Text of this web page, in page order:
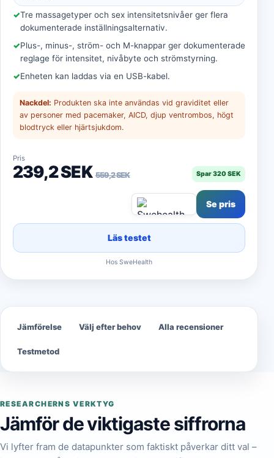
Tre massagetyper och sex intensitetsnivåer ger flera
dokumenterade inställningsalternativ.
Plus-, minus-, ström- och M-knappar ger dokumenterade
reglage för intensitet, nivåbyte och strömstyrning.
Enheten kan laddas via en USB-kabel.
Nackdel: Produkten ska inte användas vid graviditet eller
av personer med pacemaker, AICD, djup ventrombos, högt
blodtryck eller hjärtsjukdom.
Pris
239,2 SEK 559,2 SEK Spar 320 SEK
Se pris
Läs testet
Hos SweHealth
Jämförelse Välj efter behov Alla recensioner
Testmetod
RESEARCHERNS VERKTYG
Jämför de viktigaste siffrorna
Vi lyfter fram de datapunkter som faktiskt påverkar ditt val –